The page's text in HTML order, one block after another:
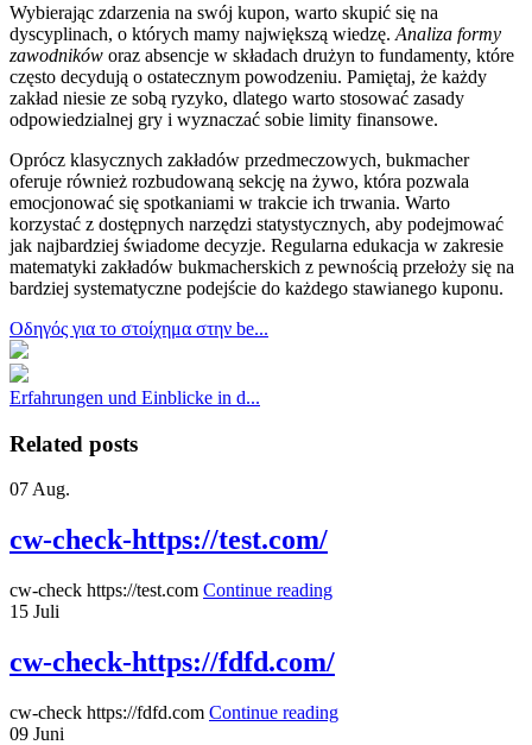
Wybierając zdarzenia na swój kupon, warto skupić się na
dyscyplinach, o których mamy największą wiedzę. Analiza formy
zawodników oraz absencje w składach drużyn to fundamenty, które
często decydują o ostatecznym powodzeniu. Pamiętaj, że każdy
zakład niesie ze sobą ryzyko, dlatego warto stosować zasady
odpowiedzialnej gry i wyznaczać sobie limity finansowe.
Oprócz klasycznych zakładów przedmeczowych, bukmacher
oferuje również rozbudowaną sekcję na żywo, która pozwala
emocjonować się spotkaniami w trakcie ich trwania. Warto
korzystać z dostępnych narzędzi statystycznych, aby podejmować
jak najbardziej świadome decyzje. Regularna edukacja w zakresie
matematyki zakładów bukmacherskich z pewnością przełoży się na
bardziej systematyczne podejście do każdego stawianego kuponu.
Οδηγός για το στοίχημα στην be...
Erfahrungen und Einblicke in d...
Related posts
07 Aug.
cw-check-https://test.com/
cw-check https://test.com Continue reading
15 Juli
cw-check-https://fdfd.com/
cw-check https://fdfd.com Continue reading
09 Juni